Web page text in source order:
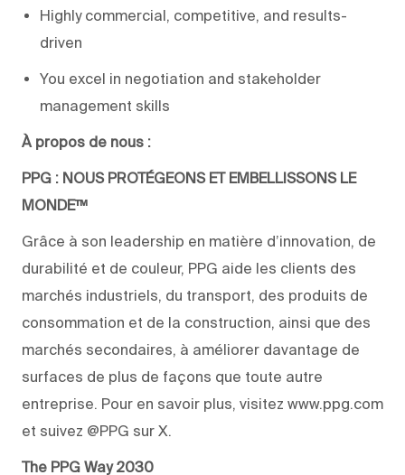
Highly commercial, competitive, and results-
driven
You excel in negotiation and stakeholder
management skills
À propos de nous :
PPG : NOUS PROTÉGEONS ET EMBELLISSONS LE
MONDE™
Grâce à son leadership en matière d’innovation, de
durabilité et de couleur, PPG aide les clients des
marchés industriels, du transport, des produits de
consommation et de la construction, ainsi que des
marchés secondaires, à améliorer davantage de
surfaces de plus de façons que toute autre
entreprise. Pour en savoir plus, visitez www.ppg.com
et suivez @PPG sur X.
The PPG Way 2030